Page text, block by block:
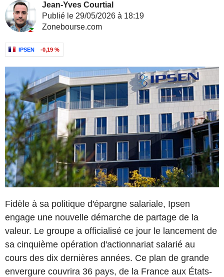
Jean-Yves Courtial
Publié le 29/05/2026 à 18:19
Zonebourse.com
IPSEN -0,19 %
Fidèle à sa politique d'épargne salariale, Ipsen
engage une nouvelle démarche de partage de la
valeur. Le groupe a officialisé ce jour le lancement de
sa cinquième opération d'actionnariat salarié au
cours des dix dernières années. Ce plan de grande
envergure couvrira 36 pays, de la France aux États-